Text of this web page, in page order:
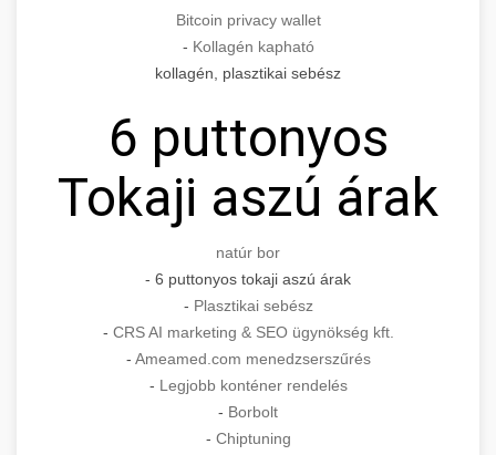
Bitcoin privacy wallet
- Kollagén kapható
kollagén, plasztikai sebész
6 puttonyos
Tokaji aszú árak
natúr bor
- 6 puttonyos tokaji aszú árak
- Plasztikai sebész
- CRS AI marketing & SEO ügynökség kft.
- Ameamed.com menedzserszűrés
- Legjobb konténer rendelés
- Borbolt
- Chiptuning